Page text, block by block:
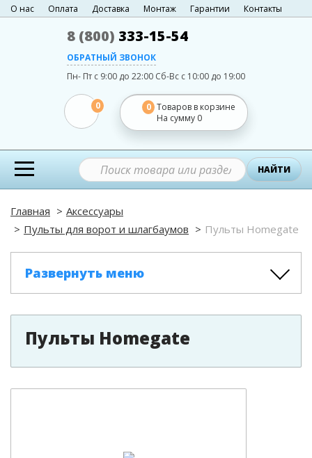
О нас Оплата Доставка Монтаж Гарантии Контакты
8 (800) 333-15-54
ОБРАТНЫЙ ЗВОНОК
Пн- Пт с 9:00 до 22:00 Сб-Вс с 10:00 до 19:00
0 0 Товаров в корзине
На сумму 0
НАЙТИ
Главная
Аксессуары
Пульты для ворот и шлагбаумов
Пульты Homegate
Развернуть меню
Пульты Homegate